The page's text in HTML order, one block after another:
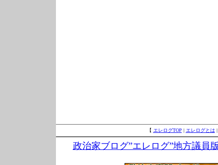
【 エレログTOP | エレログとは
政治家ブログ”エレログ”地方議員